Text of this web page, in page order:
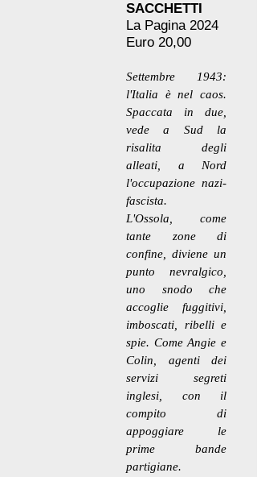
SACCHETTI
La Pagina 2024
Euro 20,00
Settembre 1943:
l'Italia è nel caos.
Spaccata in due,
vede a Sud la
risalita degli
alleati, a Nord
l'occupazione nazi-
fascista.
L'Ossola, come
tante zone di
confine, diviene un
punto nevralgico,
uno snodo che
accoglie fuggitivi,
imboscati, ribelli e
spie. Come Angie e
Colin, agenti dei
servizi segreti
inglesi, con il
compito di
appoggiare le
prime bande
partigiane.